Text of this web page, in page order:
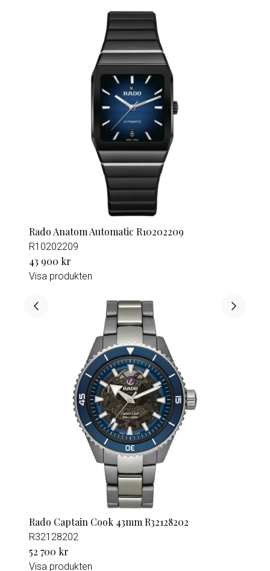
Rado Anatom Automatic R10202209
R10202209
43 900 kr
Visa produkten
Rado Captain Cook 43mm R32128202
R32128202
52 700 kr
Visa produkten